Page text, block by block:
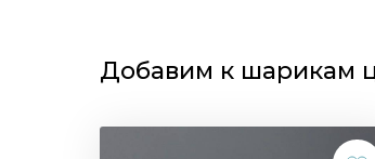
Добавим к шарикам